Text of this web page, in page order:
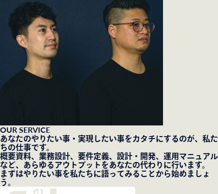
OUR SERVICE
あなたのやりたい事・実現したい事をカタチにするのが、私た
ちの仕事です。
概要資料、業務設計、要件定義、設計・開発、運用マニュアル
など、あらゆるアウトプットをあなたの代わりに行います。
まずはやりたい事を私たちに語ってみることから始めましょ
う。